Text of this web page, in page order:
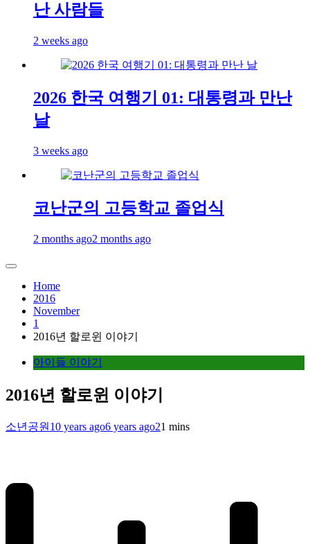
난 사람들
2 weeks ago
2026 한국 여행기 01: 대통령과 만난
날
3 weeks ago
코난군의 고등학교 졸업식
2 months ago2 months ago
Home
2016
November
1
2016년 할로윈 이야기
아이들 이야기
2016년 할로윈 이야기
소년공원 10 years ago6 years ago21 mins